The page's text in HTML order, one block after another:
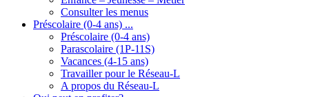
Consulter les menus
Préscolaire (0-4 ans) ...
Préscolaire (0-4 ans)
Parascolaire (1P-11S)
Vacances (4-15 ans)
Travailler pour le Réseau-L
A propos du Réseau-L